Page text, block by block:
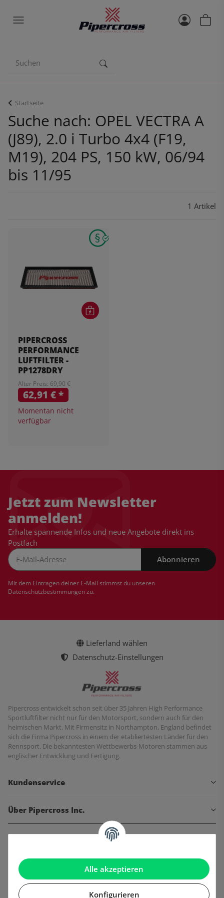
Alle akzeptieren
Konfigurieren
Startseite
Suche nach: OPEL VECTRA A
(J89), 2.0 i Turbo 4x4 (F19,
M19), 204 PS, 150 kW, 06/94
bis 11/95
1 Artikel
PIPERCROSS
PERFORMANCE
LUFTFILTER -
PP1278DRY
Alter Preis: 69,90 €
62,91 €*
Momentan nicht
verfügbar
Jetzt zum Newsletter
anmelden!
Erhalte spannende Infos und neue Angebote direkt ins
Postfach
Abonnieren
Mit dem Eintragen deiner E-Mail stimmst du unseren
Datenschutzbestimmungenzu.
Lieferland wählen
Datenschutz-Einstellungen
Pipercross entwickelt schon seit über 35 Jahren High Performance
Sportluftfilter nicht nur für den Motorsport, sondern auch für den
heimischen Markt. Mit Firmensitz in Northampton, England befindet
sich die Firma Pipercross in einem der etabliertesten Länder für den
Rennsport. Die bekanntesten Wettbewerbs-Motoren stammen aus
englischer Entwicklung und Fertigung.
Kundenservice
Über Pipercross Inc.
Informationen
Gesetzliche Informationen